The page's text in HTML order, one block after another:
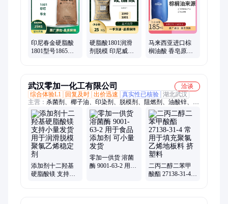
印尼春金硬脂酸
1801型号1865和
硬脂酸1801润滑
剂脱模 印尼威尔
马来西亚进口棕
榈油酸 香皂原料
武汉零加一化工有限公司
洽谈
综合体验L1
回复及时 出价迅速 真实性已核验 湖北武汉
主营： 杀菌剂、椰子油、印染剂、脱模剂、阻燃剂、油酸锌、润
湿剂、硫酸铯、催化剂、粘合剂、乳化剂、草酸锰、硫酸锂、石
英砂、绝缘油、茶皂素、防腐剂、醋酸镁、锂电池、碘化锂、培
养基、蒸馏水、硬脂酸、塑化剂、草酸钾、磷酸铁
添加剂十二羟基
硬脂酸镁 支持小
零加一供货 溶菌
酶 9001-63-2 用于
二丙二醇二苯甲
酸酯 27138-31-4